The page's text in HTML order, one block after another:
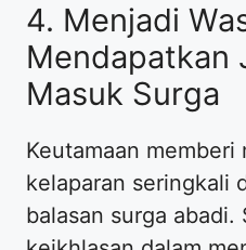
4. Menjadi
Mendapatkan
Masuk Surga
Keutamaan memberi
kelaparan seringkali
balasan surga abadi.